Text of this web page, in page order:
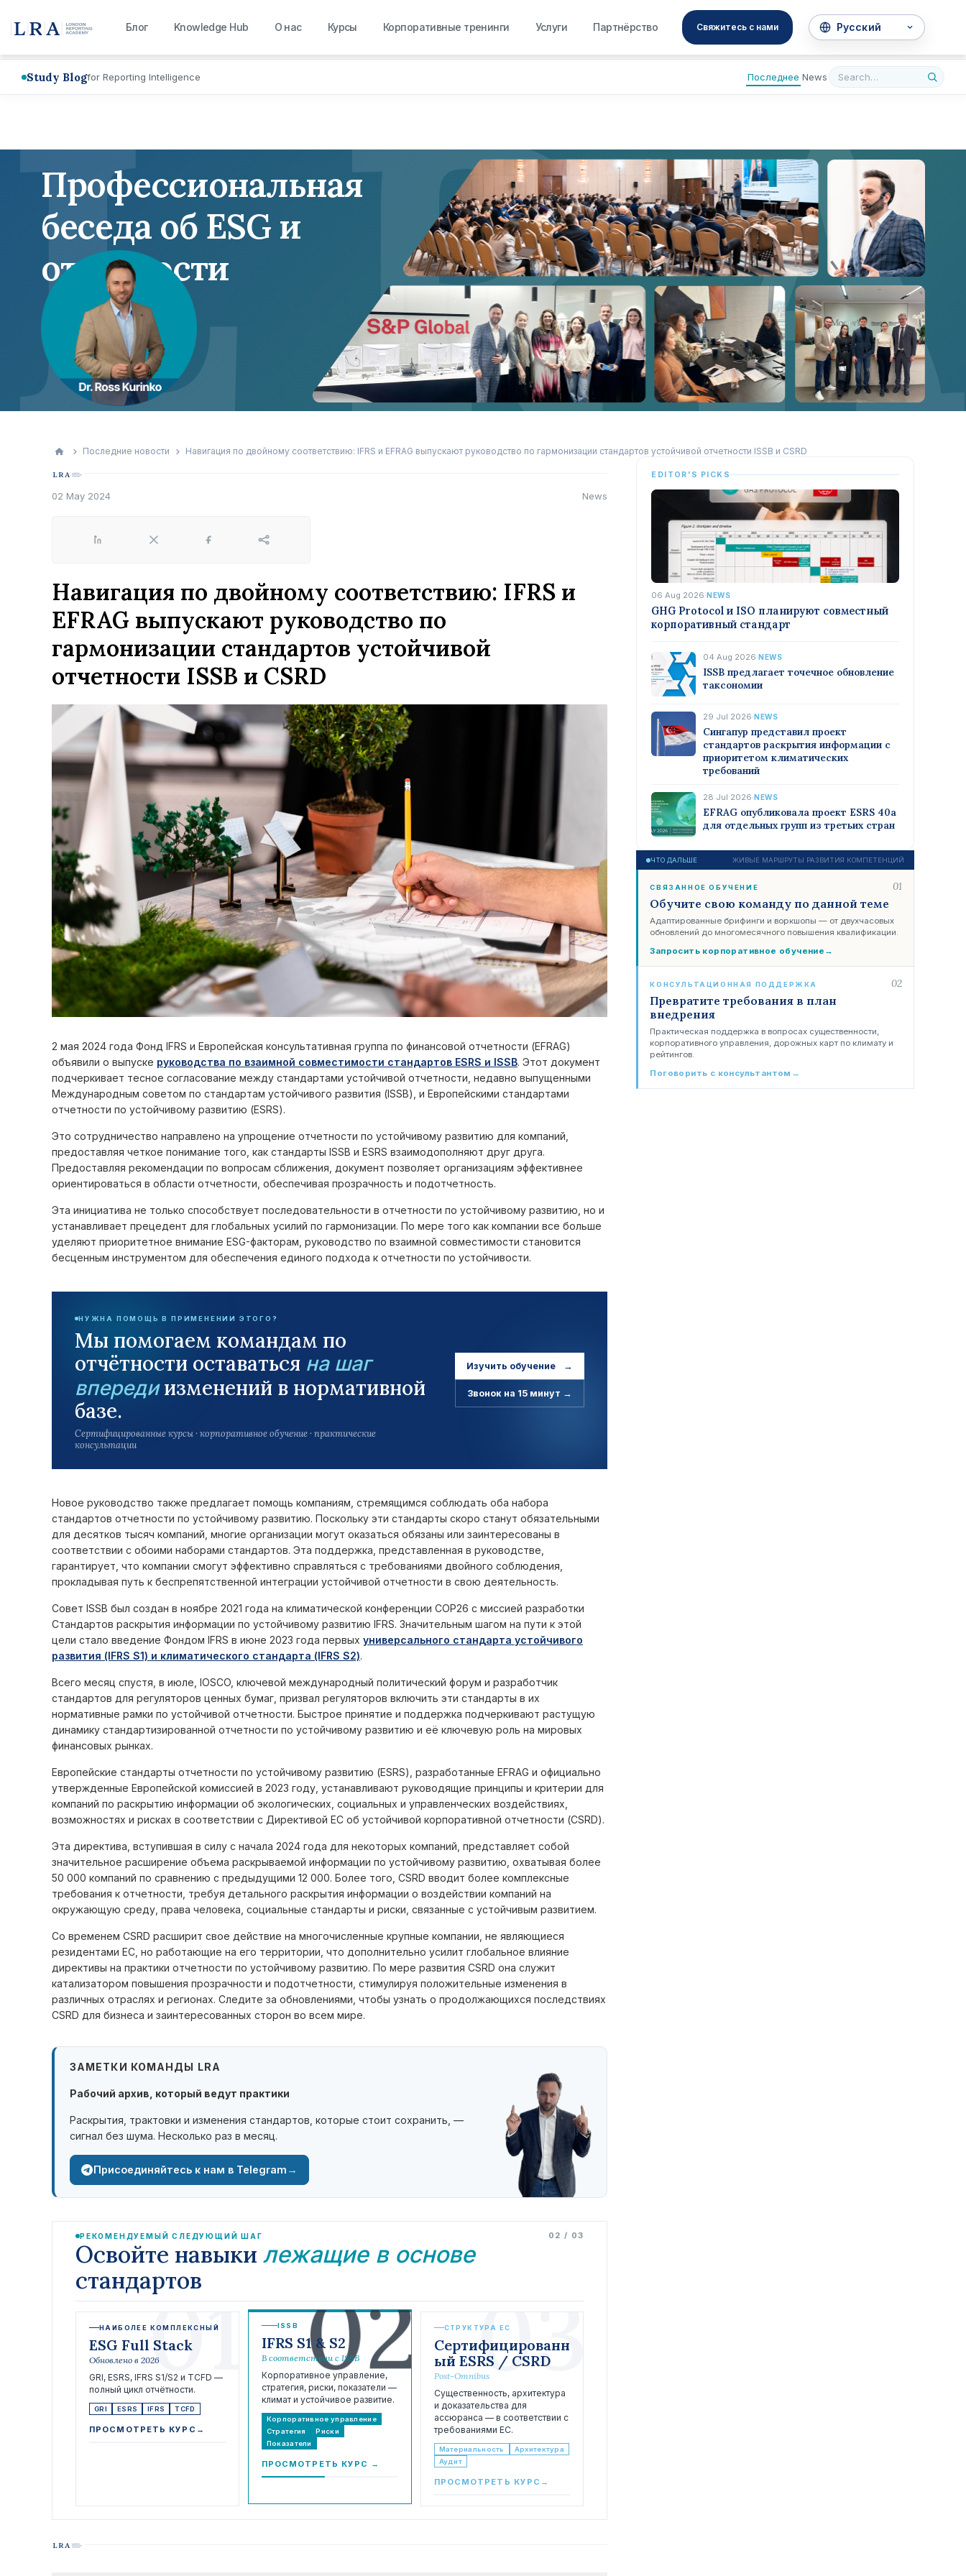
Блог Knowledge Hub О нас Курсы Корпоративные тренинги Услуги Партнёрство Свяжитесь с нами
Study Blogfor Reporting Intelligence Последнее News
Профессиональная
беседа об ESG и
отчетности
LRA
Последние новости Навигация по двойному соответствию: IFRS и EFRAG выпускают руководство по гармонизации стандартов устойчивой отчетности ISSB и CSRD
02 May 2024 News
LinkedIn X Facebook Share
Навигация по двойному соответствию: IFRS и
EFRAG выпускают руководство по
гармонизации стандартов устойчивой
отчетности ISSB и CSRD
2 мая 2024 года Фонд IFRS и Европейская консультативная группа по финансовой отчетности (EFRAG)
объявили о выпуске руководства по взаимной совместимости стандартов ESRS и ISSB. Этот документ
подчеркивает тесное согласование между стандартами устойчивой отчетности, недавно выпущенными
Международным советом по стандартам устойчивого развития (ISSB), и Европейскими стандартами
отчетности по устойчивому развитию (ESRS).
Это сотрудничество направлено на упрощение отчетности по устойчивому развитию для компаний,
предоставляя четкое понимание того, как стандарты ISSB и ESRS взаимодополняют друг друга.
Предоставляя рекомендации по вопросам сближения, документ позволяет организациям эффективнее
ориентироваться в области отчетности, обеспечивая прозрачность и подотчетность.
Эта инициатива не только способствует последовательности в отчетности по устойчивому развитию, но и
устанавливает прецедент для глобальных усилий по гармонизации. По мере того как компании все больше
уделяют приоритетное внимание ESG-факторам, руководство по взаимной совместимости становится
бесценным инструментом для обеспечения единого подхода к отчетности по устойчивости.
НУЖНА ПОМОЩЬ В ПРИМЕНЕНИИ ЭТОГО?
Мы помогаем командам по
отчётности оставаться на шаг
впередиизменений в нормативной
базе.
Сертифицированные курсы · корпоративное обучение · практические
консультации
Изучить обучение →
Звонок на 15 минут →
Новое руководство также предлагает помощь компаниям, стремящимся соблюдать оба набора
стандартов отчетности по устойчивому развитию. Поскольку эти стандарты скоро станут обязательными
для десятков тысяч компаний, многие организации могут оказаться обязаны или заинтересованы в
соответствии с обоими наборами стандартов. Эта поддержка, представленная в руководстве,
гарантирует, что компании смогут эффективно справляться с требованиями двойного соблюдения,
прокладывая путь к беспрепятственной интеграции устойчивой отчетности в свою деятельность.
Совет ISSB был создан в ноябре 2021 года на климатической конференции COP26 с миссией разработки
Стандартов раскрытия информации по устойчивому развитию IFRS. Значительным шагом на пути к этой
цели стало введение Фондом IFRS в июне 2023 года первых универсального стандарта устойчивого
развития (IFRS S1) и климатического стандарта (IFRS S2).
Всего месяц спустя, в июле, IOSCO, ключевой международный политический форум и разработчик
стандартов для регуляторов ценных бумаг, призвал регуляторов включить эти стандарты в их
нормативные рамки по устойчивой отчетности. Быстрое принятие и поддержка подчеркивают растущую
динамику стандартизированной отчетности по устойчивому развитию и её ключевую роль на мировых
финансовых рынках.
Европейские стандарты отчетности по устойчивому развитию (ESRS), разработанные EFRAG и официально
утвержденные Европейской комиссией в 2023 году, устанавливают руководящие принципы и критерии для
компаний по раскрытию информации об экологических, социальных и управленческих воздействиях,
возможностях и рисках в соответствии с Директивой ЕС об устойчивой корпоративной отчетности (CSRD).
Эта директива, вступившая в силу с начала 2024 года для некоторых компаний, представляет собой
значительное расширение объема раскрываемой информации по устойчивому развитию, охватывая более
50 000 компаний по сравнению с предыдущими 12 000. Более того, CSRD вводит более комплексные
требования к отчетности, требуя детального раскрытия информации о воздействии компаний на
окружающую среду, права человека, социальные стандарты и риски, связанные с устойчивым развитием.
Со временем CSRD расширит свое действие на многочисленные крупные компании, не являющиеся
резидентами ЕС, но работающие на его территории, что дополнительно усилит глобальное влияние
директивы на практики отчетности по устойчивому развитию. По мере развития CSRD она служит
катализатором повышения прозрачности и подотчетности, стимулируя положительные изменения в
различных отраслях и регионах. Следите за обновлениями, чтобы узнать о продолжающихся последствиях
CSRD для бизнеса и заинтересованных сторон во всем мире.
ЗАМЕТКИ КОМАНДЫ LRA
Рабочий архив, который ведут практики
Раскрытия, трактовки и изменения стандартов, которые стоит сохранить, —
сигнал без шума. Несколько раз в месяц.
Присоединяйтесь к нам в Telegram →
РЕКОМЕНДУЕМЫЙ СЛЕДУЮЩИЙ ШАГ
Освойте навыки лежащие в основе
стандартов
02 / 03
01
НАИБОЛЕЕ КОМПЛЕКСНЫЙ
ESG Full Stack
Обновлено в 2026
GRI, ESRS, IFRS S1/S2 и TCFD —
полный цикл отчётности.
GRI ESRS IFRS TCFD
ПРОСМОТРЕТЬ КУРС →
02
ISSB
IFRS S1 & S2
В соответствии с ISSB
Корпоративное управление,
стратегия, риски, показатели —
климат и устойчивое развитие.
Корпоративное управление
Стратегия
Риски
Показатели
ПРОСМОТРЕТЬ КУРС →
03
СТРУКТУРА ЕС
Сертифицированн
ый ESRS / CSRD
Post-Omnibus
Существенность, архитектура
и доказательства для
ассюранса — в соответствии с
требованиями ЕС.
Материальность
Архитектура
Аудит
ПРОСМОТРЕТЬ КУРС →
EDITOR'S PICKS
06 Aug 2026·NEWS
GHG Protocol и ISO планируют совместный
корпоративный стандарт
04 Aug 2026·NEWS
ISSB предлагает точечное обновление
таксономии
29 Jul 2026·NEWS
Сингапур представил проект
стандартов раскрытия информации с
приоритетом климатических
требований
28 Jul 2026·NEWS
EFRAG опубликовала проект ESRS 40a
для отдельных групп из третьих стран
ЧТО ДАЛЬШЕ ЖИВЫЕ МАРШРУТЫ РАЗВИТИЯ КОМПЕТЕНЦИЙ
СВЯЗАННОЕ ОБУЧЕНИЕ 01
Обучите свою команду по данной теме
Адаптированные брифинги и воркшопы — от двухчасовых
обновлений до многомесячного повышения квалификации.
Запросить корпоративное обучение →
КОНСУЛЬТАЦИОННАЯ ПОДДЕРЖКА 02
Превратите требования в план
внедрения
Практическая поддержка в вопросах существенности,
корпоративного управления, дорожных карт по климату и
рейтингов.
Поговорить с консультантом →